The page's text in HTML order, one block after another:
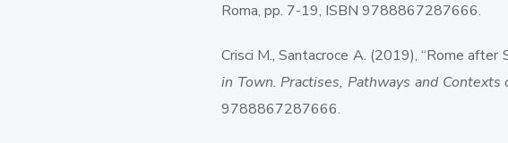
Roma, pp. 7-19, ISBN 9788867287666.
Crisci M., Santacroce A. (2019), “Rome after
in Town. Practises, Pathways and
9788867287666.